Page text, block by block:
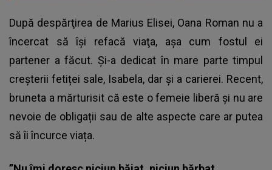
După despărţirea de Marius Elisei, Oana Roman nu a
încercat să își refacă viaţa, așa cum fostul ei
partener a făcut. Şi-a dedicat în mare parte timpul
creșterii fetiței sale, Isabela, dar şi a carierei. Recent,
bruneta a mărturisit că este o femeie liberă și nu are
nevoie de obligații sau de alte aspecte care ar putea
să îi încurce viața.